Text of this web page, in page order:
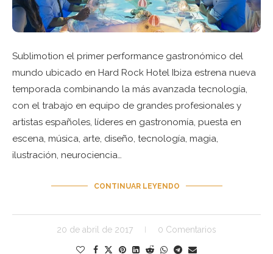
Sublimotion el primer performance gastronómico del
mundo ubicado en Hard Rock Hotel Ibiza estrena nueva
temporada combinando la más avanzada tecnología,
con el trabajo en equipo de grandes profesionales y
artistas españoles, líderes en gastronomía, puesta en
escena, música, arte, diseño, tecnología, magia,
ilustración, neurociencia…
CONTINUAR LEYENDO
20 de abril de 2017 0 Comentarios